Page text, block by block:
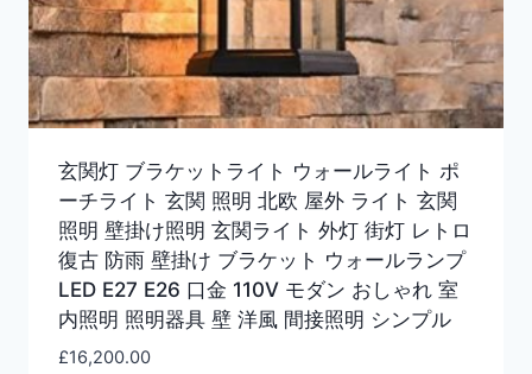
玄関灯 ブラケットライト ウォールライト ポ
ーチライト 玄関 照明 北欧 屋外 ライト 玄関
照明 壁掛け照明 玄関ライト 外灯 街灯 レトロ
復古 防雨 壁掛け ブラケット ウォールランプ
LED E27 E26 口金 110V モダン おしゃれ 室
内照明 照明器具 壁 洋風 間接照明 シンプル
£16,200.00